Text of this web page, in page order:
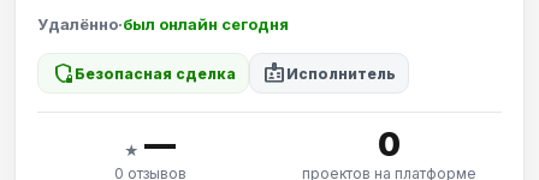
Удалённо·был онлайн сегодня
shield_locked Безопасная сделка badge Исполнитель
★ —
0 отзывов
0
проектов на платформе